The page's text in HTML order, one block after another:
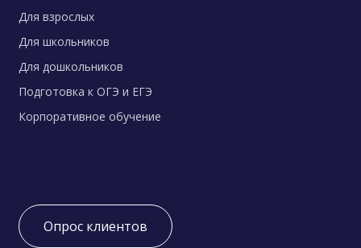
Для взрослых
Для школьников
Для дошкольников
Подготовка к ОГЭ и ЕГЭ
Корпоративное обучение
Опрос клиентов